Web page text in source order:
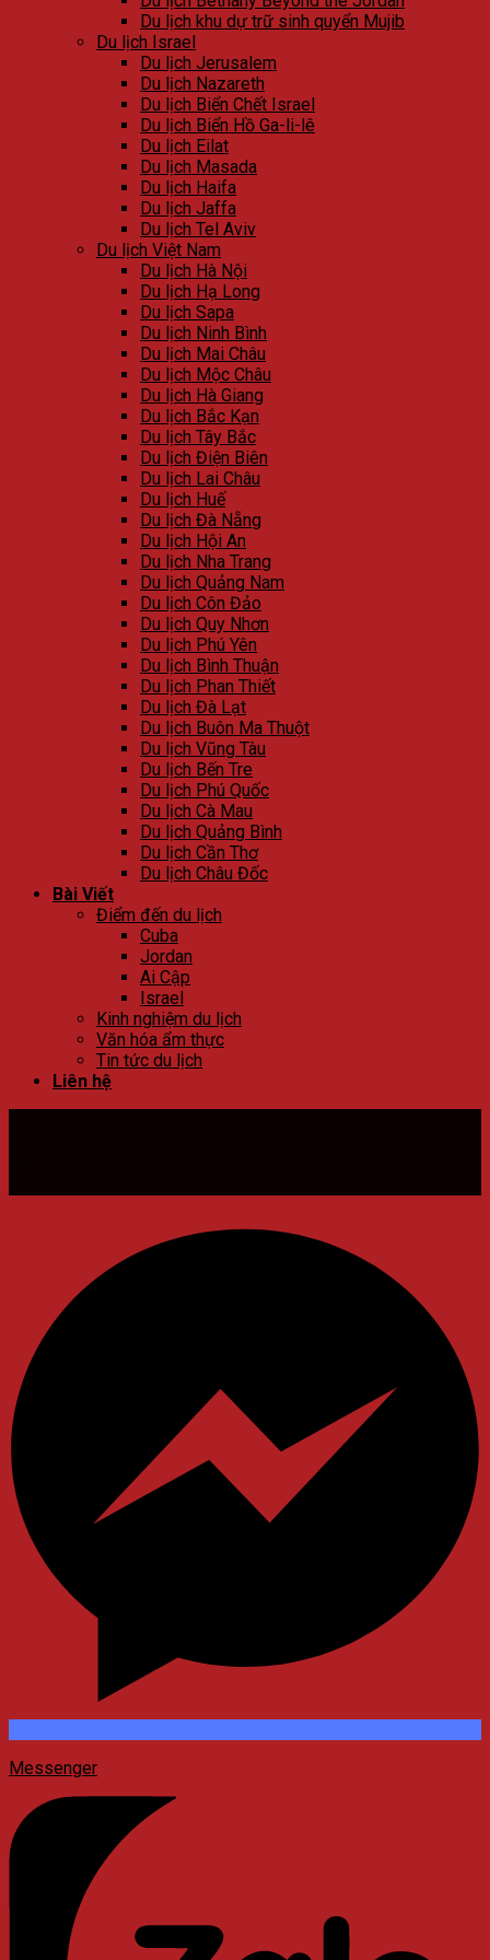
Du lịch khu dự trữ sinh quyển Mujib
Du lịch Israel
Du lịch Jerusalem
Du lịch Nazareth
Du lịch Biển Chết Israel
Du lịch Biển Hồ Ga-li-lê
Du lịch Eilat
Du lịch Masada
Du lịch Haifa
Du lịch Jaffa
Du lịch Tel Aviv
Du lịch Việt Nam
Du lịch Hà Nội
Du lịch Hạ Long
Du lịch Sapa
Du lịch Ninh Bình
Du lịch Mai Châu
Du lịch Mộc Châu
Du lịch Hà Giang
Du lịch Bắc Kạn
Du lịch Tây Bắc
Du lịch Điện Biên
Du lịch Lai Châu
Du lịch Huế
Du lịch Đà Nẵng
Du lịch Hội An
Du lịch Nha Trang
Du lịch Quảng Nam
Du lịch Côn Đảo
Du lịch Quy Nhơn
Du lịch Phú Yên
Du lịch Bình Thuận
Du lịch Phan Thiết
Du lịch Đà Lạt
Du lịch Buôn Ma Thuột
Du lịch Vũng Tàu
Du lịch Bến Tre
Du lịch Phú Quốc
Du lịch Cà Mau
Du lịch Quảng Bình
Du lịch Cần Thơ
Du lịch Châu Đốc
Bài Viết
Điểm đến du lịch
Cuba
Jordan
Ai Cập
Israel
Kinh nghiệm du lịch
Văn hóa ẩm thực
Tin tức du lịch
Liên hệ